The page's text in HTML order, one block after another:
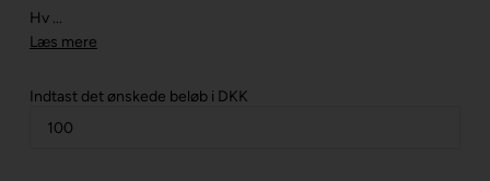
Hv ...
Læs mere
Indtast det ønskede beløb i DKK